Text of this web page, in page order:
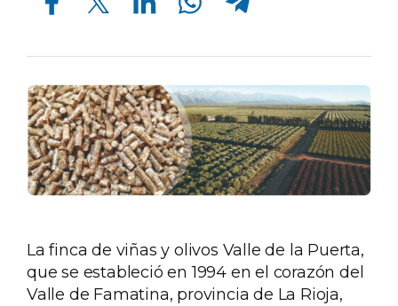
La finca de viñas y olivos Valle de la Puerta,
que se estableció en 1994 en el corazón del
Valle de Famatina, provincia de La Rioja,